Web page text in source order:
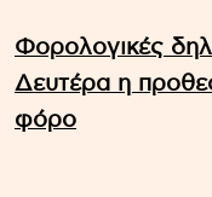
Φορολογικές
Δευτέρα η
φόρο